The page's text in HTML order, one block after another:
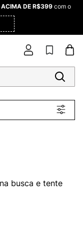
ACIMA DE R$399com o